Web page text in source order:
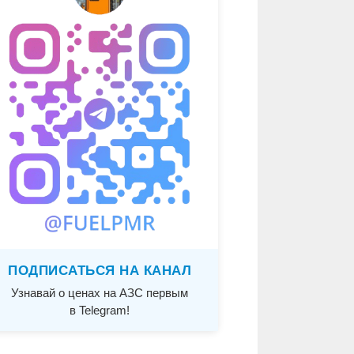
ПОДПИСАТЬСЯ НА КАНАЛ
Узнавай о ценах на АЗС первым
в Telegram!